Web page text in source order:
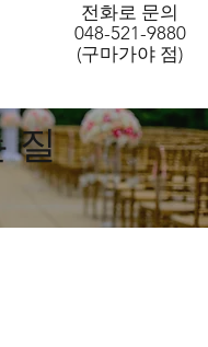
전화로 문의
048-521-9880
(구마가야 점)
질